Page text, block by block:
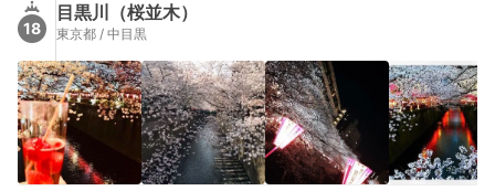
18
目黒川（桜並木）
東京都 / 中目黒